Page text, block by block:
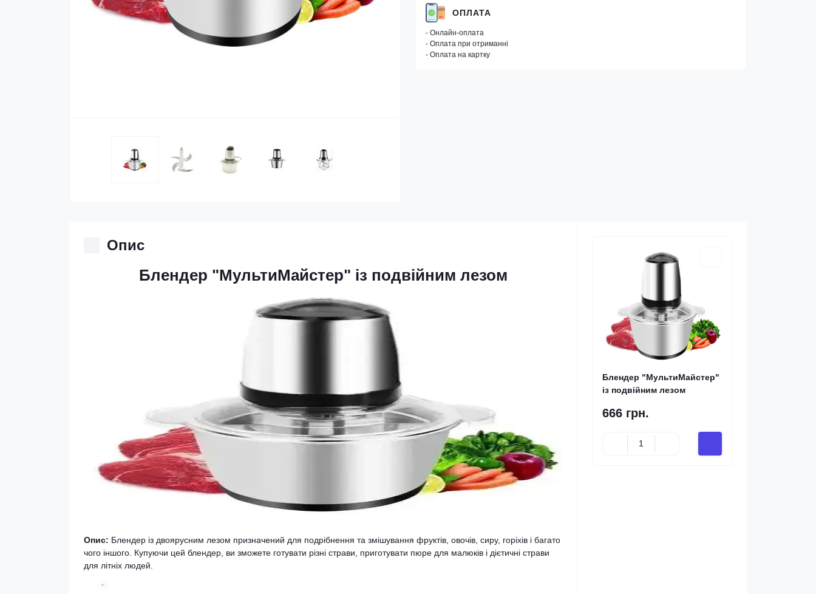
ОПЛАТА
- Онлайн-оплата
- Оплата при отриманні
- Оплата на картку
Опис
Блендер "МультиМайстер" із подвійним лезом
Опис: Блендер із двоярусним лезом призначений для подрібнення та змішування фруктів, овочів, сиру, горіхів і багато
чого іншого. Купуючи цей блендер, ви зможете готувати різні страви, приготувати пюре для малюків і дієтичні страви
для літніх людей.
Блендер "МультиМайстер"
із подвійним лезом
666 грн.